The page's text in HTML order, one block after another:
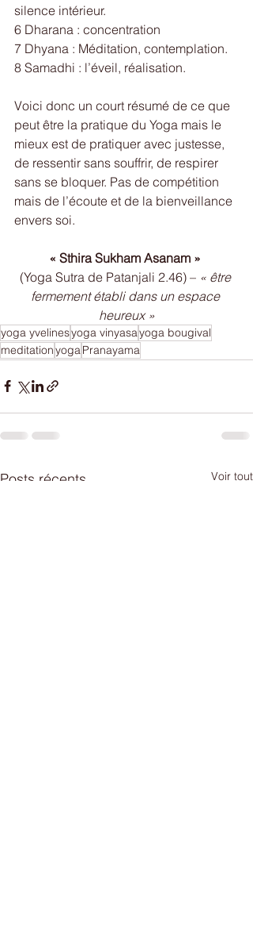
silence intérieur.
6 Dharana : concentration
7 Dhyana : Méditation, contemplation.
8 Samadhi : l’éveil, réalisation.
Voici donc un court résumé de ce que
peut être la pratique du Yoga mais le
mieux est de pratiquer avec justesse,
de ressentir sans souffrir, de respirer
sans se bloquer. Pas de compétition
mais de l’écoute et de la bienveillance
envers soi.
« Sthira Sukham Asanam »
(Yoga Sutra de Patanjali 2.46) – « être
fermement établi dans un espace
heureux »
yoga yvelinesyoga vinyasayoga bougival
meditationyogaPranayama
Posts récents Voir tout